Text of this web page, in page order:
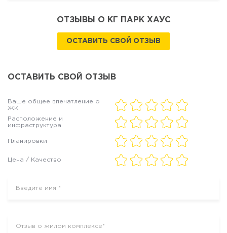
ОТЗЫВЫ О КГ ПАРК ХАУС
ОСТАВИТЬ СВОЙ ОТЗЫВ
ОСТАВИТЬ СВОЙ ОТЗЫВ
Ваше общее впечатление о
ЖК
Расположение и
инфраструктура
Планировки
Цена / Качество